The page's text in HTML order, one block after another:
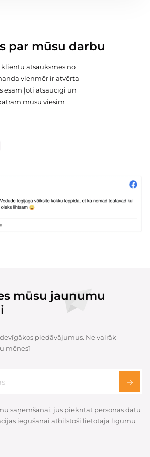
par mūsu darbu
atsauksmes no
vienmēr ir atvērta
esam ļoti atsaucīgi un
mūsu viesim
mūsu jaunumu
piedāvājumus. Ne vairāk
mēnesī
saņemšanai, jūs piekrītat personas datu
iegūšanai atbilstoši lietotāja līgumu